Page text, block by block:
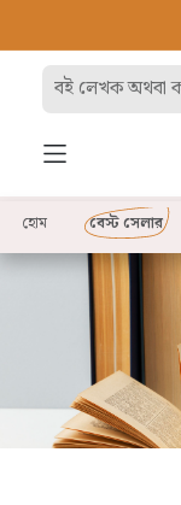
হোম বেস্ট সেলার